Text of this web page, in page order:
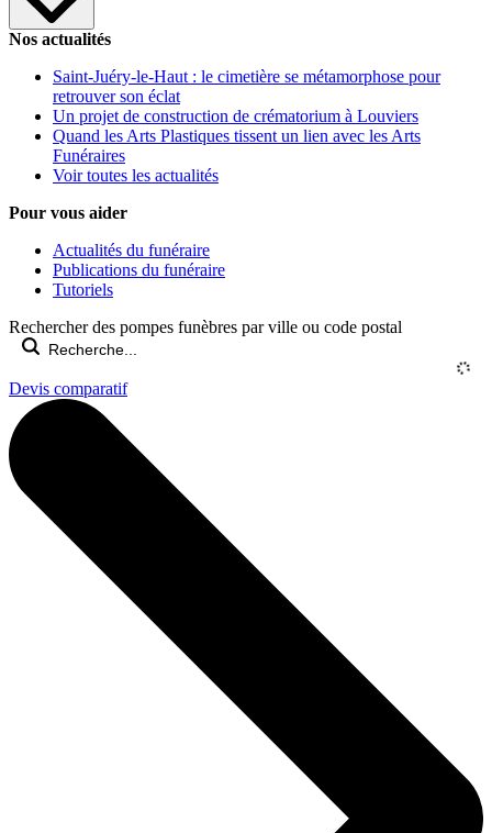
Nos actualités
Saint-Juéry-le-Haut : le cimetière se métamorphose pour
retrouver son éclat
Un projet de construction de crématorium à Louviers
Quand les Arts Plastiques tissent un lien avec les Arts
Funéraires
Voir toutes les actualités
Pour vous aider
Actualités du funéraire
Publications du funéraire
Tutoriels
Rechercher des pompes funèbres par ville ou code postal
Devis comparatif